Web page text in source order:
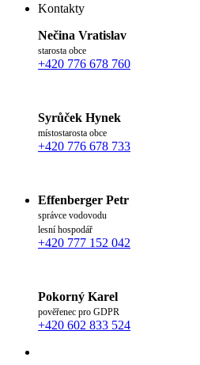
Kontakty
Nečina Vratislav
starosta obce
+420 776 678 760
Syrůček Hynek
místostarosta obce
+420 776 678 733
Effenberger Petr
správce vodovodu
lesní hospodář
+420 777 152 042
Pokorný Karel
pověřenec pro GDPR
+420 602 833 524